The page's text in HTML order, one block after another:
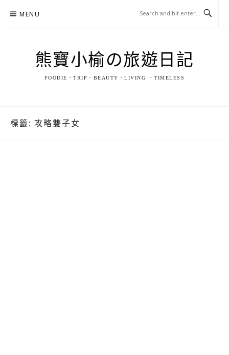
MENU
熊寶小榆の旅遊日記
FOODIE．TRIP．BEAUTY．LIVING ．TIMELESS
標籤: 攻略雙子女